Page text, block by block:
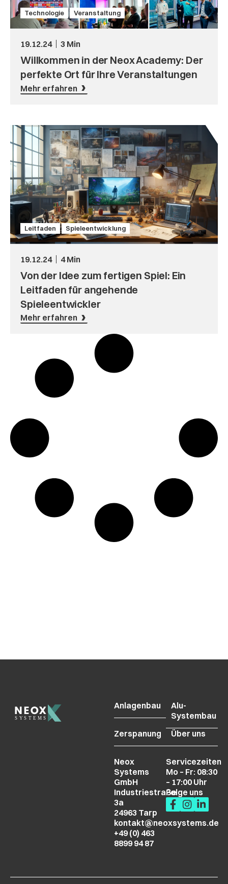
kontakt@neox-
studios.de
Folge uns
Technologie Veranstaltung
19.12.24 3 Min
Willkommen in der Neox Academy: Der
perfekte Ort für Ihre Veranstaltungen
Mehr erfahren
Leitfaden Spieleentwicklung
19.12.24 4 Min
Von der Idee zum fertigen Spiel: Ein
Leitfaden für angehende
Spieleentwickler
Mehr erfahren
Anlagenbau
Alu-
Systembau
Zerspanung
Über uns
Neox
Systems
GmbH
Industriestraße
3a
24963 Tarp
kontakt@neoxsystems.de
+49 (0) 463
8899 94 87
Servicezeiten
Mo – Fr: 08:30
– 17:00 Uhr
Folge uns